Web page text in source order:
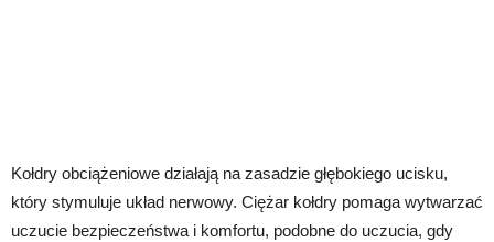
Kołdry obciążeniowe działają na zasadzie głębokiego ucisku,
który stymuluje układ nerwowy. Ciężar kołdry pomaga wytwarzać
uczucie bezpieczeństwa i komfortu, podobne do uczucia, gdy